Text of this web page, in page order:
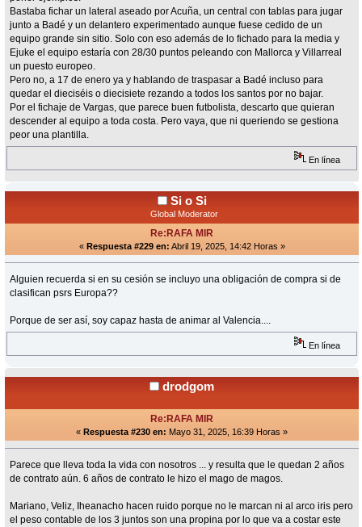
Bastaba fichar un lateral aseado por Acuña, un central con tablas para jugar
junto a Badé y un delantero experimentado aunque fuese cedido de un
equipo grande sin sitio. Solo con eso además de lo fichado para la media y
Ejuke el equipo estaría con 28/30 puntos peleando con Mallorca y Villarreal
un puesto europeo.
Pero no, a 17 de enero ya y hablando de traspasar a Badé incluso para
quedar el dieciséis o diecisiete rezando a todos los santos por no bajar.
Por el fichaje de Vargas, que parece buen futbolista, descarto que quieran
descender al equipo a toda costa. Pero vaya, que ni queriendo se gestiona
peor una plantilla.
En línea
Si o Si
Global Moderator
Re:RAFA MIR
« Respuesta #229 en: Abril 19, 2025, 14:42 Horas »
Alguien recuerda si en su cesión se incluyo una obligación de compra si de
clasifican psrs Europa??
Porque de ser así, soy capaz hasta de animar al Valencia....
En línea
drodgom
Re:RAFA MIR
« Respuesta #230 en: Mayo 31, 2025, 16:39 Horas »
Parece que lleva toda la vida con nosotros ... y resulta que le quedan 2 años
de contrato aún. 6 años de contrato le hizo el mago de magos.
Mariano, Veliz, Iheanacho hacen ruido porque no le marcan ni al arco iris pero
el peso contable de los 3 juntos son una propina por lo que va a costar este